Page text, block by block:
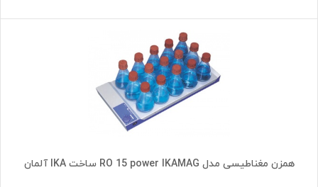
همزن مغناطیسی مدل RO 15 power IKAMAG ساخت IKA آلمان